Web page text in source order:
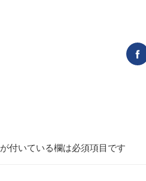
が付いている欄は必須項目です